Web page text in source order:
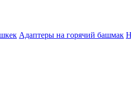
Адаптеры на горячий башмак